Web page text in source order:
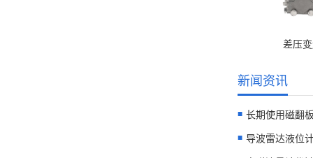
差压
新闻资讯
长期使用磁翻
导波雷达液位